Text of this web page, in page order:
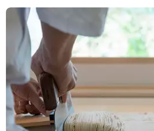
でお楽しみください。料理監修は、フランスで
島竜司。探...